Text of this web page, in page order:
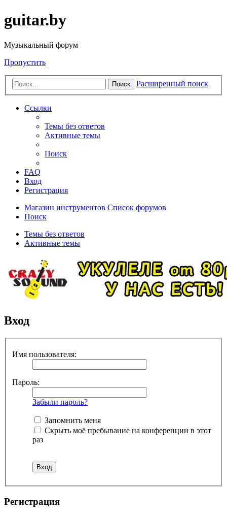
guitar.by
Музыкальный форум
Пропустить
Поиск Расширенный поиск
Ссылки
Темы без ответов
Активные темы
Поиск
FAQ
Вход
Регистрация
Магазин инструментов Список форумов
Поиск
Темы без ответов
Активные темы
Вход
Имя пользователя:
Пароль:
Забыли пароль?
Запомнить меня
Скрыть моё пребывание на конференции в этот
раз
Регистрация